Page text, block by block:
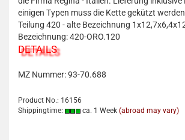
einigen Typen muss die Kette gekützt
Teilung 420 - alte Bezeichnung
Bezeichnung: 420-ORO.120
DETAILS
MZ Nummer: 93-70.688
Product No.: 16156
Shippingtime:
ca. 1 Week (abroad may vary)